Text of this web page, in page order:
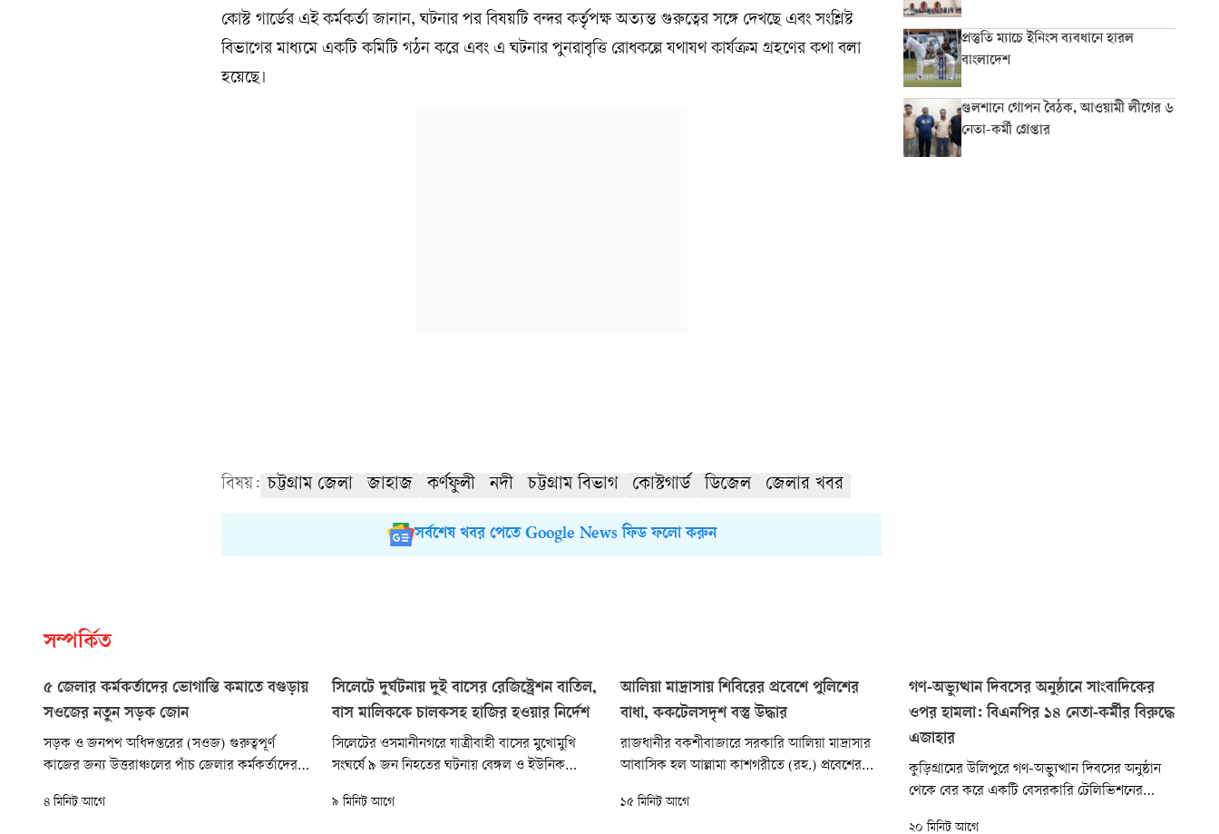
কোস্ট গার্ডের এই কর্মকর্তা জানান, ঘটনার পর বিষয়টি বন্দর কর্তৃপক্ষ অত্যন্ত গুরুত্বের সঙ্গে দেখছে এবং সংশ্লিষ্ট
বিভাগের মাধ্যমে একটি কমিটি গঠন করে এবং এ ঘটনার পুনরাবৃত্তি রোধকল্পে যথাযথ কার্যক্রম গ্রহণের কথা বলা
হয়েছে।
বিষয়: চট্টগ্রাম জেলা জাহাজ কর্ণফুলী নদী চট্টগ্রাম বিভাগ কোস্টগার্ড ডিজেল জেলার খবর
সর্বশেষ খবর পেতে Google News ফিড ফলো করুন
প্রস্তুতি ম্যাচে ইনিংস ব্যবধানে হারল
বাংলাদেশ
গুলশানে গোপন বৈঠক, আওয়ামী লীগের ৬
নেতা-কর্মী গ্রেপ্তার
সম্পর্কিত
৫ জেলার কর্মকর্তাদের ভোগান্তি কমাতে বগুড়ায়
সওজের নতুন সড়ক জোন
সড়ক ও জনপথ অধিদপ্তরের (সওজ) গুরুত্বপূর্ণ
কাজের জন্য উত্তরাঞ্চলের পাঁচ জেলার কর্মকর্তাদের
বগুড়ায় সওজের নতুন সড়ক জোন উদ্বোধন করা
৪ মিনিট আগে
সিলেটে দুর্ঘটনায় দুই বাসের রেজিস্ট্রেশন বাতিল,
বাস মালিককে চালকসহ হাজির হওয়ার নির্দেশ
সিলেটের ওসমানীনগরে যাত্রীবাহী বাসের মুখোমুখি
সংঘর্ষে ৯ জন নিহতের ঘটনায় বেঙ্গল ও ইউনিক
করা হয়েছে। একই সঙ্গে বাস মালিকদের পাঁচ দিনের
৯ মিনিট আগে
আলিয়া মাদ্রাসায় শিবিরের প্রবেশে পুলিশের
বাধা, ককটেলসদৃশ বস্তু উদ্ধার
রাজধানীর বকশীবাজারে সরকারি আলিয়া মাদ্রাসার
আবাসিক হল আল্লামা কাশগরীতে (রহ.) প্রবেশের
আজ শনিবার দুপুরে হলের দিকে যেতে চাইলে
১৫ মিনিট আগে
গণ-অভ্যুত্থান দিবসের অনুষ্ঠানে সাংবাদিকের
ওপর হামলা: বিএনপির ১৪ নেতা-কর্মীর বিরুদ্ধে
এজাহার
কুড়িগ্রামের উলিপুরে গণ-অভ্যুত্থান দিবসের অনুষ্ঠান
থেকে বের করে একটি বেসরকারি টেলিভিশনের
২০ মিনিট আগে